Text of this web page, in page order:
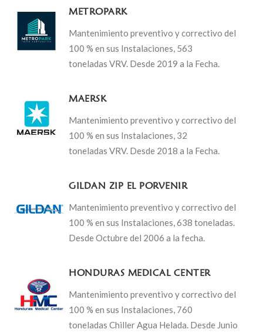
METROPARK
Mantenimiento preventivo y correctivo del
100 % en sus Instalaciones, 563
toneladas VRV. Desde 2019 a la Fecha.
MAERSK
Mantenimiento preventivo y correctivo del
100 % en sus Instalaciones, 32
toneladas VRV. Desde 2018 a la Fecha.
GILDAN ZIP EL PORVENIR
Mantenimiento preventivo y correctivo del
100 % en sus Instalaciones, 638 toneladas.
Desde Octubre del 2006 a la fecha.
HONDURAS MEDICAL CENTER
Mantenimiento preventivo y correctivo del
100 % en sus Instalaciones, 760
toneladas Chiller Agua Helada. Desde Junio